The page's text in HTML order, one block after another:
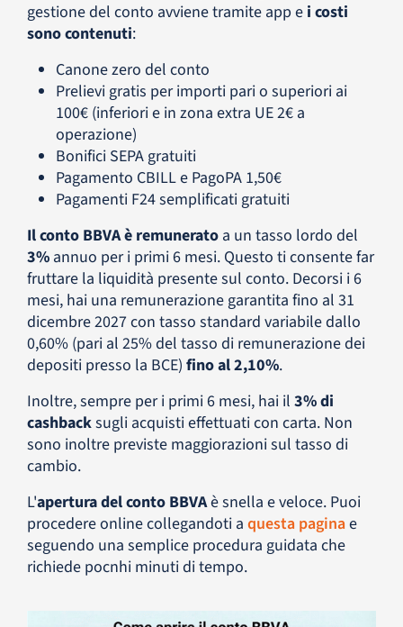
gestione del conto avviene tramite app e i costi
sono contenuti:
Canone zero del conto
Prelievi gratis per importi pari o superiori ai
100€ (inferiori e in zona extra UE 2€ a
operazione)
Bonifici SEPA gratuiti
Pagamento CBILL e PagoPA 1,50€
Pagamenti F24 semplificati gratuiti
Il conto BBVA è remunerato a un tasso lordo del
3% annuo per i primi 6 mesi. Questo ti consente far
fruttare la liquidità presente sul conto. Decorsi i 6
mesi, hai una remunerazione garantita fino al 31
dicembre 2027 con tasso standard variabile dallo
0,60% (pari al 25% del tasso di remunerazione dei
depositi presso la BCE) fino al 2,10%.
Inoltre, sempre per i primi 6 mesi, hai il 3% di
cashbacksugli acquisti effettuati con carta. Non
sono inoltre previste maggiorazioni sul tasso di
cambio.
L'apertura del conto BBVAè snella e veloce. Puoi
procedere online collegandoti a questa paginae
seguendo una semplice procedura guidata che
richiede pocnhi minuti di tempo.